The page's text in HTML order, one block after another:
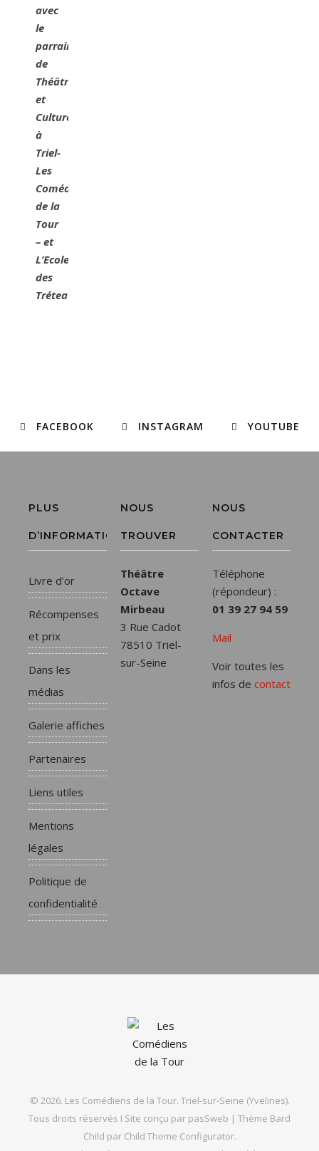
avec
le
parrainage
de
Théâtre
et
Culture
à
Triel-
Les
Comédiens
de la
Tour
– et
L’Ecole
des
Tréteaux
FACEBOOK INSTAGRAM YOUTUBE
PLUS
D’INFORMATIONS
Livre d’or
Récompenses
et prix
Dans les
médias
Galerie affiches
Partenaires
Liens utiles
Mentions
légales
Politique de
confidentialité
NOUS
TROUVER
Théâtre
Octave
Mirbeau
3 Rue Cadot
78510 Triel-
sur-Seine
NOUS
CONTACTER
Téléphone
(répondeur) :
01 39 27 94 59
Mail
Voir toutes les
infos de contact
© 2026. Les Comédiens de la Tour. Triel-sur-Seine (Yvelines).
Tous droits réservés I Site conçu par pasSweb | Thème Bard
Child par Child Theme Configurator.